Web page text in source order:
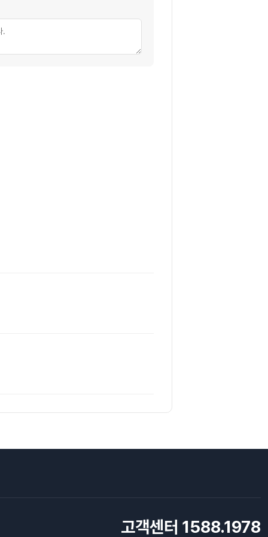
고객센터 1588.1978